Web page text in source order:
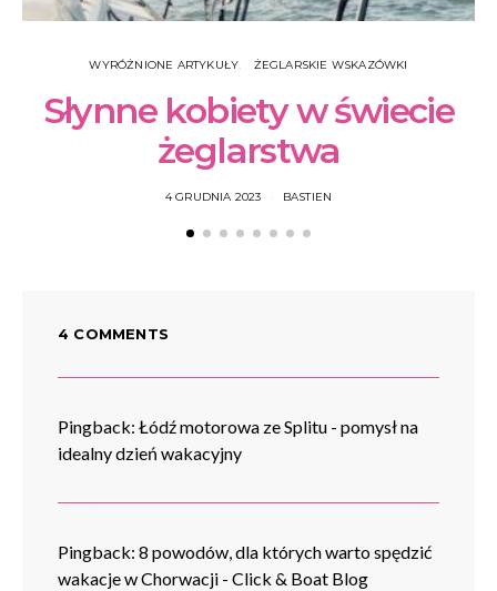
WYRÓŻNIONE ARTYKUŁY ŻEGLARSKIE WSKAZÓWKI
Słynne kobiety w świecie
żeglarstwa
4 GRUDNIA 2023 BASTIEN
4 COMMENTS
Pingback: Łódź motorowa ze Splitu - pomysł na
idealny dzień wakacyjny
Pingback: 8 powodów, dla których warto spędzić
wakacje w Chorwacji - Click & Boat Blog